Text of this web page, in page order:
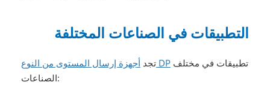
التطبيقات في الصناعات المختلفة
تجدأجهزة إرسال المستوى من النوع DPتطبيقات في مختلف
الصناعات: